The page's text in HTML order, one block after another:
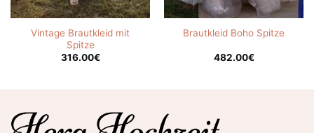
Vintage Brautkleid mit
Spitze
316.00€
Brautkleid Boho Spitze
482.00€